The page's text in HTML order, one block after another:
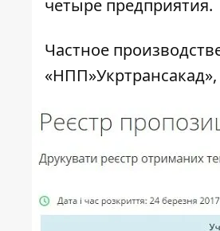
четыре предприятия.
Частное